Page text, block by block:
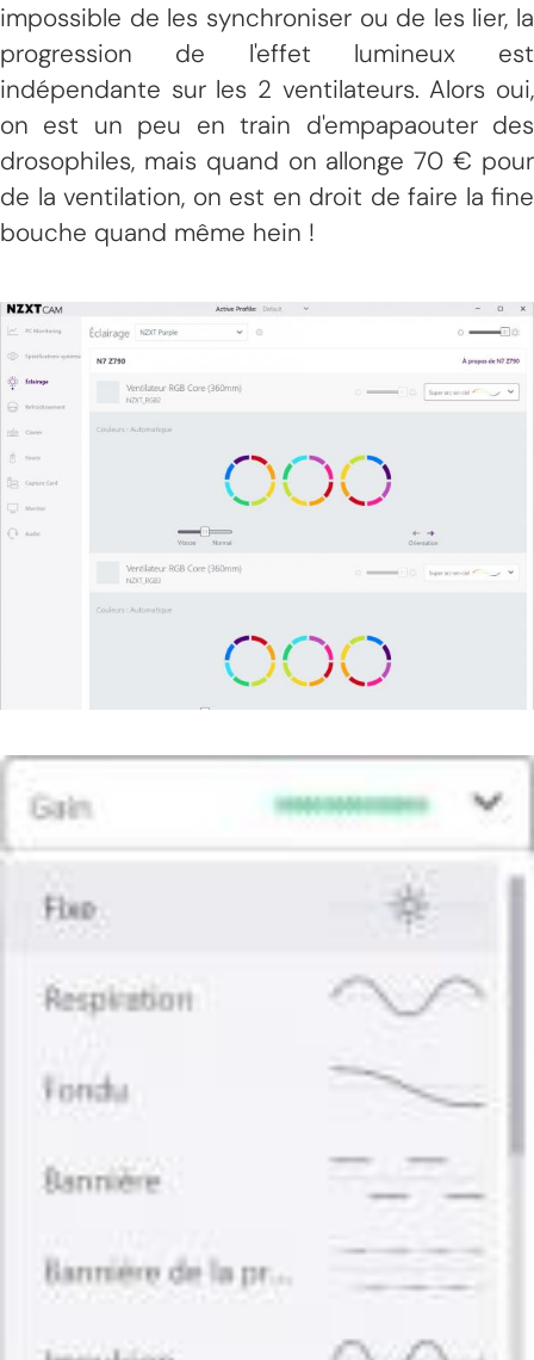
impossible de les synchroniser ou de les lier, la
progression de l'effet lumineux est
indépendante sur les 2 ventilateurs. Alors oui,
on est un peu en train d'empapaouter des
drosophiles, mais quand on allonge 70 € pour
de la ventilation, on est en droit de faire la fine
bouche quand même hein !